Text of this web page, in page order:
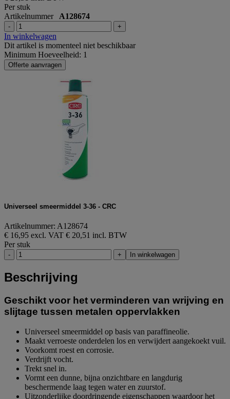
Per stuk
Artikelnummer A128674
- +
In winkelwagen
Dit artikel is momenteel niet beschikbaar
Minimum Hoeveelheid: 1
Offerte aanvragen
Universeel smeermiddel 3-36 - CRC
Artikelnummer: A128674
€ 16,95 excl. VAT € 20,51 incl. BTW
Per stuk
- + In winkelwagen
Beschrijving
Geschikt voor het verminderen van wrijving en
slijtage tussen metalen oppervlakken
Universeel smeermiddel op basis van paraffineolie.
Maakt verroeste onderdelen los en verwijdert aangekoekt vuil.
Voorkomt roest en corrosie.
Verdrijft vocht.
Trekt snel in.
Vormt een dunne, bijna onzichtbare en langdurig
beschermende laag tegen water en zuurstof.
Uitzonderlijke doordringende eigenschappen waardoor het